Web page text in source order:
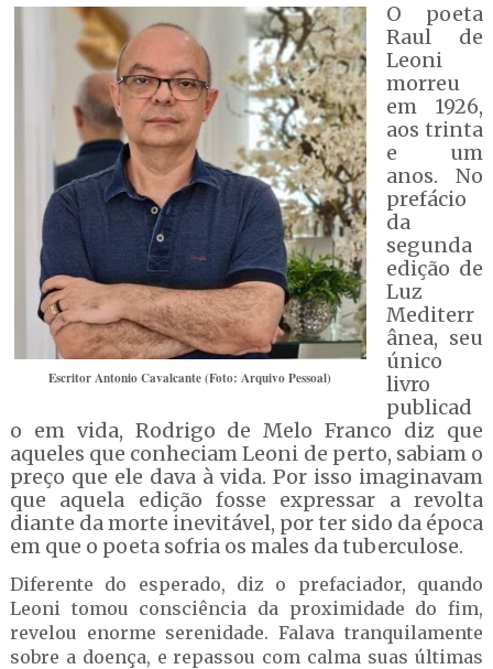
Escritor Antonio Cavalcante (Foto: Arquivo Pessoal)
O poeta
Raul de
Leoni
morreu
em 1926,
aos trinta
e um
anos. No
prefácio
da
segunda
edição de
Luz
Mediterr
ânea, seu
único
livro
publicad
o em vida, Rodrigo de Melo Franco diz que
aqueles que conheciam Leoni de perto, sabiam o
preço que ele dava à vida. Por isso imaginavam
que aquela edição fosse expressar a revolta
diante da morte inevitável, por ter sido da época
em que o poeta sofria os males da tuberculose.
Diferente do esperado, diz o prefaciador, quando
Leoni tomou consciência da proximidade do fim,
revelou enorme serenidade. Falava tranquilamente
sobre a doença, e repassou com calma suas últimas